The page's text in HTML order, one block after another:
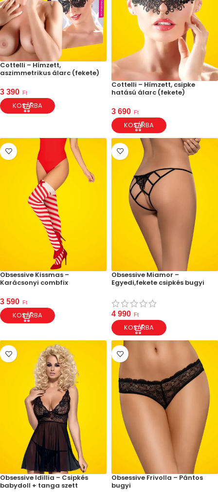
Cottelli – Hímzett,
aszimmetrikus álarc (fekete)
3 390 Ft
KOSÁRBA
Cottelli – Hímzett, csipke
hatású álarc (fekete)
3 690 Ft
KOSÁRBA
Obsessive Kissmas –
Karácsonyi combfix
3 590 Ft
KOSÁRBA
Obsessive Miamor –
Egyedi,fekete csipkés bugyi
4 990 Ft
KOSÁRBA
Obsessive Idillia – Csipkés
babydoll + tanga szett
Obsessive Frivolla – Pántos
bugyi